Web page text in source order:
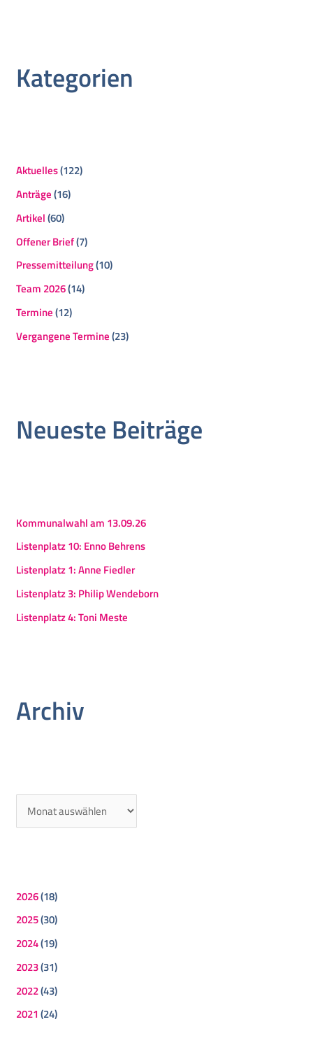
Kategorien
Aktuelles(122)
Anträge(16)
Artikel(60)
Offener Brief(7)
Pressemitteilung(10)
Team 2026(14)
Termine(12)
Vergangene Termine(23)
Neueste Beiträge
Kommunalwahl am 13.09.26
Listenplatz 10: Enno Behrens
Listenplatz 1: Anne Fiedler
Listenplatz 3: Philip Wendeborn
Listenplatz 4: Toni Meste
Archiv
2026(18)
2025(30)
2024(19)
2023(31)
2022(43)
2021 (24)